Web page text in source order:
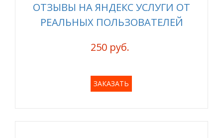
ОТЗЫВЫ НА ЯНДЕКС УСЛУГИ ОТ
РЕАЛЬНЫХ ПОЛЬЗОВАТЕЛЕЙ
250 руб.
ЗАКАЗАТЬ